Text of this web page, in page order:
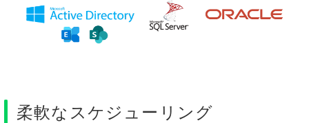
柔軟なスケジューリング